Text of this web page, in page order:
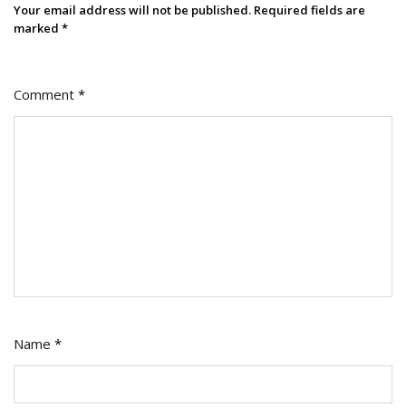
Your email address will not be published. Required fields are
marked *
Comment *
Name *